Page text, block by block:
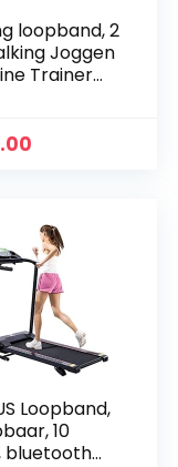
loopband, 2
Joggen
Trainer
Loopband,
10
bluetooth